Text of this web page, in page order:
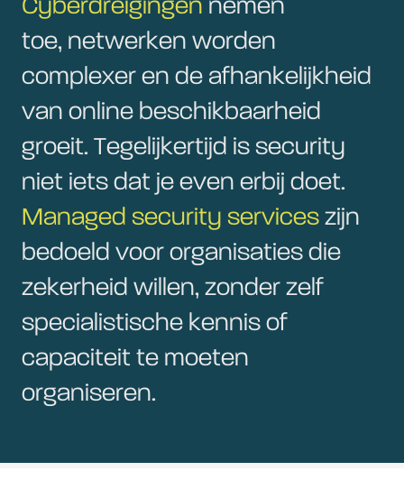
Cyberdreigingen nemen
toe, netwerken worden
complexer en de afhankelijkheid
van online beschikbaarheid
groeit. Tegelijkertijd is security
niet iets dat je even erbij doet.
Managed security services zijn
bedoeld voor organisaties die
zekerheid willen, zonder zelf
specialistische kennis of
capaciteit te moeten
organiseren.